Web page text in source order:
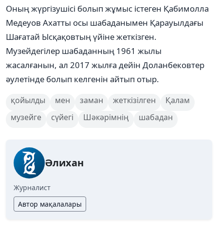
Оның жүргізушісі болып жұмыс істеген Қабимолла
Медеуов Ахатты осы шабаданымен Қарауылдағы
Шағатай Ысқақовтың үйіне жеткізген.
Музейдегілер шабаданның 1961 жылы
жасалғанын, ал 2017 жылға дейін Доланбековтер
әулетінде болып келгенін айтып отыр.
қойылды мен заман жеткізілген
Қалам
музейге
сүйегі Шәкәрімнің шабадан
Әлихан
Журналист
Автор мақалалары